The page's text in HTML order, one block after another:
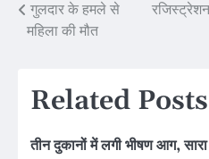
Post
गुलदार के हमले से
महिला की मौत
Related Posts
तीन दुकानों में लगी भीषण आग,